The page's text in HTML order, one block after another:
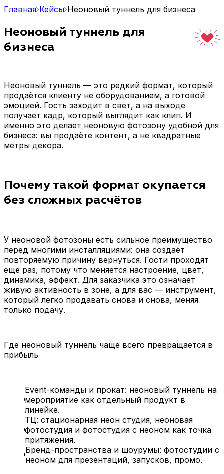
Главная Кейсы Неоновый туннель для бизнеса
Неоновый туннель для
бизнеса
Неоновый туннель — это редкий формат, который
продаётся клиенту не оборудованием, а готовой
эмоцией. Гость заходит в свет, а на выходе
получает кадр, который выглядит как клип. И
именно это делает неоновую фотозону удобной для
бизнеса: вы продаёте контент, а не квадратные
метры декора.
Почему такой формат окупается
без сложных расчётов
У неоновой фотозоны есть сильное преимущество
перед многими инсталляциями: она создаёт
повторяемую причину вернуться. Гости проходят
ещё раз, потому что меняется настроение, цвет,
динамика, эффект. Для заказчика это означает
живую активность в зоне, а для вас — инструмент,
который легко продавать снова и снова, меняя
только подачу.
Где неоновый туннель чаще всего превращается в
прибыль
Event-команды и прокат: неоновый туннель на
мероприятие как отдельный продукт в
линейке.
ТЦ: стационарная неон студия, неоновая
фотостудия и фотостудия с неоном как точка
притяжения.
Бренд-пространства и шоурумы: фотостудии с
неоном для презентаций, запусков, промо.